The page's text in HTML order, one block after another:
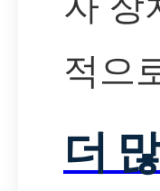
적으
더